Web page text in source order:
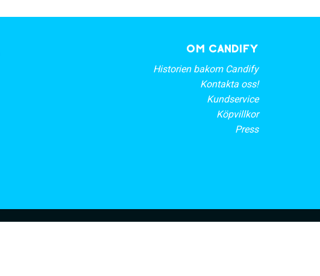
OM CANDIFY
Historien bakom Candify
Kontakta oss!
Kundservice
Köpvillkor
Press